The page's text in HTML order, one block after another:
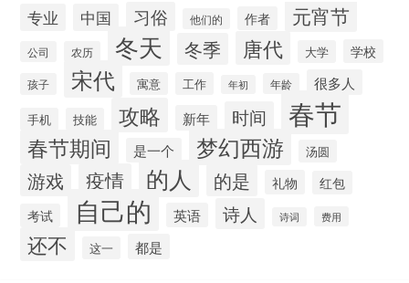
专业 中国 习俗 他们的 作者 元宵节
公司 农历 冬天 冬季 唐代 大学 学校
孩子 宋代 寓意 工作 年初 年龄 很多人
手机 技能 攻略 新年 时间 春节
春节期间 是一个 梦幻西游 汤圆
游戏 疫情 的人 的是 礼物
红包
考试
自己的 英语 诗人 诗词 费用
还不 这一 都是